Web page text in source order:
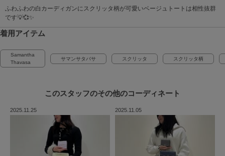
ふわふわの白カーディガンにスクリッタ柄が可愛いベージュトートは相性抜群
です💡💞✨
着用アイテム
Samantha
Thavasa
サマンサタバサ スクリッタ スクリッタ柄
このスタッフのその他のコーディネート
2025.11.25 2025.11.05